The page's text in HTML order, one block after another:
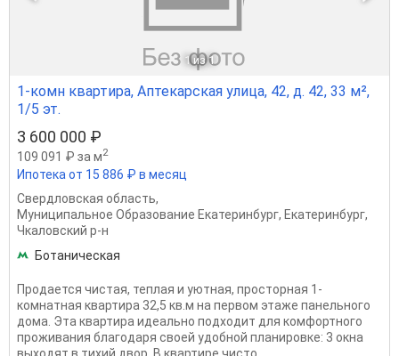
1 из 1
1-комн квартира, Аптекарская улица, 42, д. 42, 33 м²,
1/5 эт.
3 600 000 ₽
109 091 ₽ за м2
Ипотека от 15 886 ₽ в месяц
Свердловская область,
Муниципальное Образование Екатеринбург, Екатеринбург,
Чкаловский р-н
Ботаническая
Продается чистая, теплая и уютная, просторная 1-
комнатная квартира 32,5 кв.м на первом этаже панельного
дома. Эта квартира идеально подходит для комфортного
проживания благодаря своей удобной планировке: 3 окна